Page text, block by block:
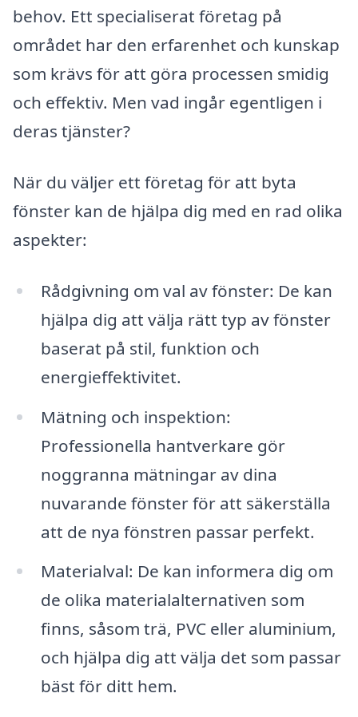
behov. Ett specialiserat företag på
området har den erfarenhet och kunskap
som krävs för att göra processen smidig
och effektiv. Men vad ingår egentligen i
deras tjänster?
När du väljer ett företag för att byta
fönster kan de hjälpa dig med en rad olika
aspekter:
Rådgivning om val av fönster: De kan
hjälpa dig att välja rätt typ av fönster
baserat på stil, funktion och
energieffektivitet.
Mätning och inspektion:
Professionella hantverkare gör
noggranna mätningar av dina
nuvarande fönster för att säkerställa
att de nya fönstren passar perfekt.
Materialval: De kan informera dig om
de olika materialalternativen som
finns, såsom trä, PVC eller aluminium,
och hjälpa dig att välja det som passar
bäst för ditt hem.